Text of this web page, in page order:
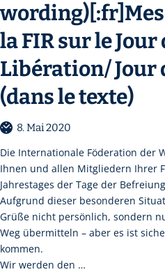
la FIR sur le Jour
Libération/ Jour
(dans le texte)
8. Mai 2020
Die Internationale Föderation der
Ihnen und allen Mitgliedern Ihrer
Jahrestages der Tage der
Aufgrund dieser besonderen
Grüße nicht persönlich, sondern
Weg übermitteln – aber es ist
kommen.
Wir werden den …